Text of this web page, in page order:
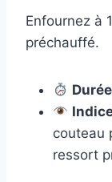
Enfournez à
préchauffé.
couteau
ressort